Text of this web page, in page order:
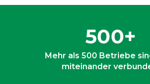
500+
Mehr als 500 Betriebe
miteinander